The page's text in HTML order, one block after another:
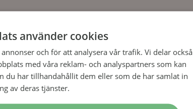
San Francisco
använder cookies
och för att analysera vår trafik. Vi delar också
med våra reklam- och analyspartners som kan
du har tillhandahållit dem eller som de har samlat in
av deras tjänster.